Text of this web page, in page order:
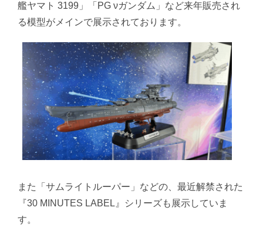
艦ヤマト 3199」「PG νガンダム」など来年販売され
る模型がメインで展示されております。
また「サムライトルーパー」などの、最近解禁された
『30 MINUTES LABEL』シリーズも展示していま
す。